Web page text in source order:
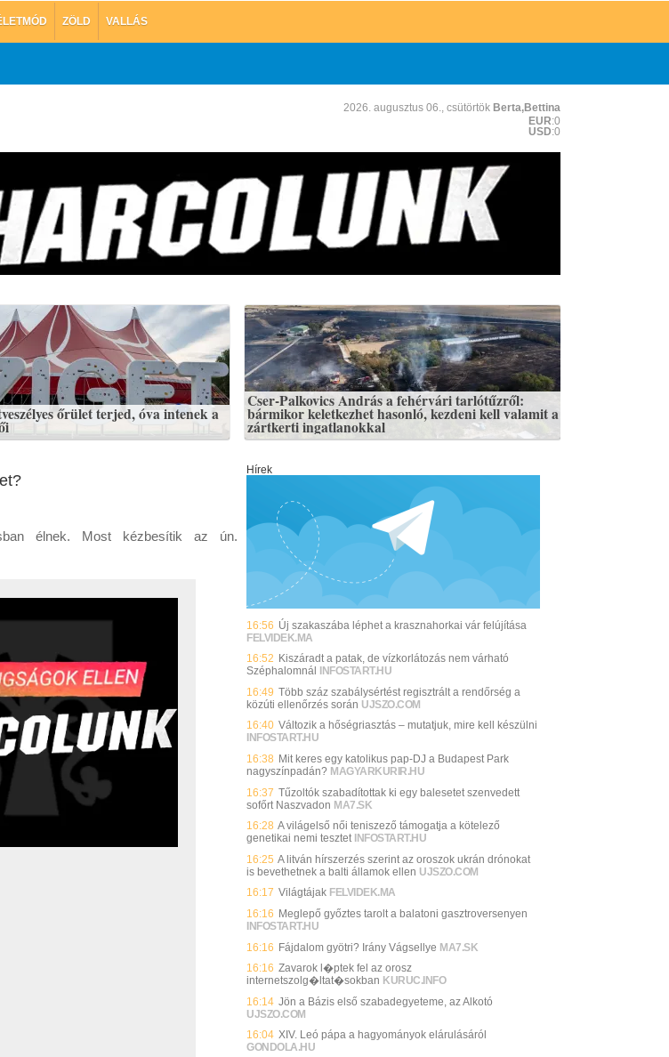
ZÖLD VALLÁS
2026. augusztus 06., csütörtök Berta,Bettina
EUR:0
USD:0
őrület terjed, óva intenek a
Cser-Palkovics András a fehérvári tarlótűzről:
bármikor keletkezhet hasonló, kezdeni kell valamit a
zártkerti ingatlanokkal
élnek. Most kézbesítik az ún.
Hírek
16:56 Új szakaszába léphet a krasznahorkai vár felújítása
FELVIDEK.MA
16:52 Kiszáradt a patak, de vízkorlátozás nem várható
Széphalomnál
INFOSTART.HU
16:49 Több száz szabálysértést regisztrált a rendőrség a
közúti ellenőrzés során UJSZO.COM
16:40 Változik a hőségriasztás – mutatjuk, mire kell készülni
INFOSTART.HU
16:38 Mit keres egy katolikus pap-DJ a Budapest Park
nagyszínpadán? MAGYARKURIR.HU
16:37 Tűzoltók szabadítottak ki egy balesetet szenvedett
sofőrt Naszvadon MA7.SK
16:28 A világelső női teniszező támogatja a kötelező
genetikai nemi tesztet INFOSTART.HU
16:25 A litván hírszerzés szerint az oroszok ukrán drónokat
is bevethetnek a balti államok ellen UJSZO.COM
16:17 Világtájak FELVIDEK.MA
16:16 Meglepő győztes tarolt a balatoni gasztroversenyen
INFOSTART.HU
16:16 Fájdalom gyötri? Irány Vágsellye MA7.SK
16:16 Zavarok l�ptek fel az orosz
internetszolg�ltat�sokban KURUC.INFO
16:14 Jön a Bázis első szabadegyeteme, az Alkotó
UJSZO.COM
16:04 XIV. Leó pápa a hagyományok elárulásáról
GONDOLA.HU